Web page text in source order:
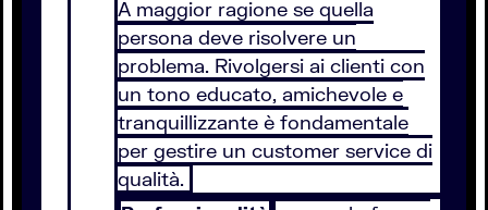
A maggior ragione se quella
persona deve risolvere un
problema. Rivolgersi ai clienti con
un tono educato, amichevole e
tranquillizzante è fondamentale
per gestire un customer service di
qualità.